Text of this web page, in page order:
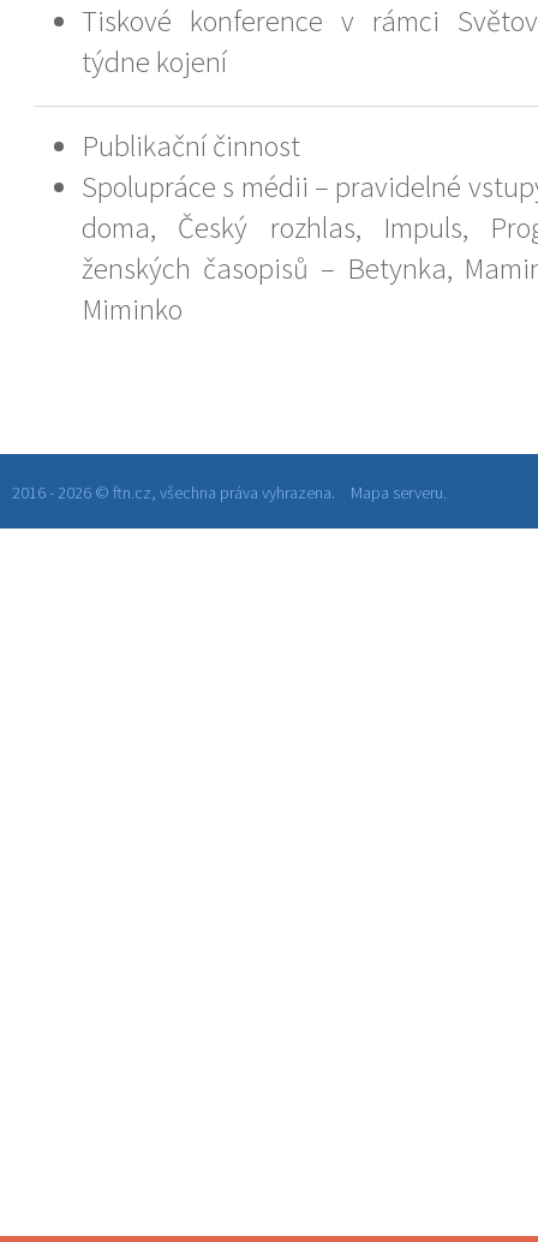
Tiskové konference v rámci
týdne kojení
Publikační činnost
Spolupráce s médii – pravidelné
doma, Český rozhlas, Impuls,
ženských časopisů – Betynka,
Miminko
2016 - 2026 © ftn.cz, všechna práva vyhrazena. Mapa serveru.